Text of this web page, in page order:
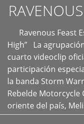
Ravenous Feast
High” La
cuarto videoclip
participación
la banda Storm
Rebelde Motorcycle
oriente del país,